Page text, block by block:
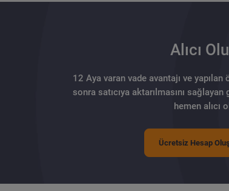
Alıcı
12 Aya varan vade avantajı ve
sonra satıcıya aktarılmasını
hemen alıcı
Ücretsiz Hesap